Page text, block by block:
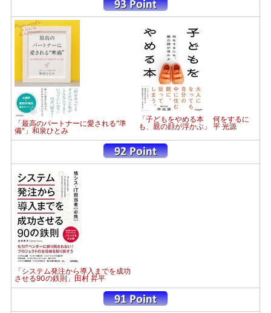
「最高のパートナーに愛される"準
備"」和泉ひとみ
「子どもをやめる本 何をするに
も、親の顔が浮かぶ」 平 光源
「システム発注から導入までを成功
させる90の鉄則」田村 昇平